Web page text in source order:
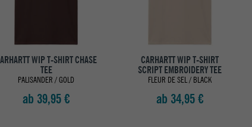
WIP T-SHIRT CHASE
TEE
PALISANDER / GOLD
ab 39,95 €
CARHARTT WIP T-SHIRT
SCRIPT EMBROIDERY TEE
FLEUR DE SEL / BLACK
ab 34,95 €